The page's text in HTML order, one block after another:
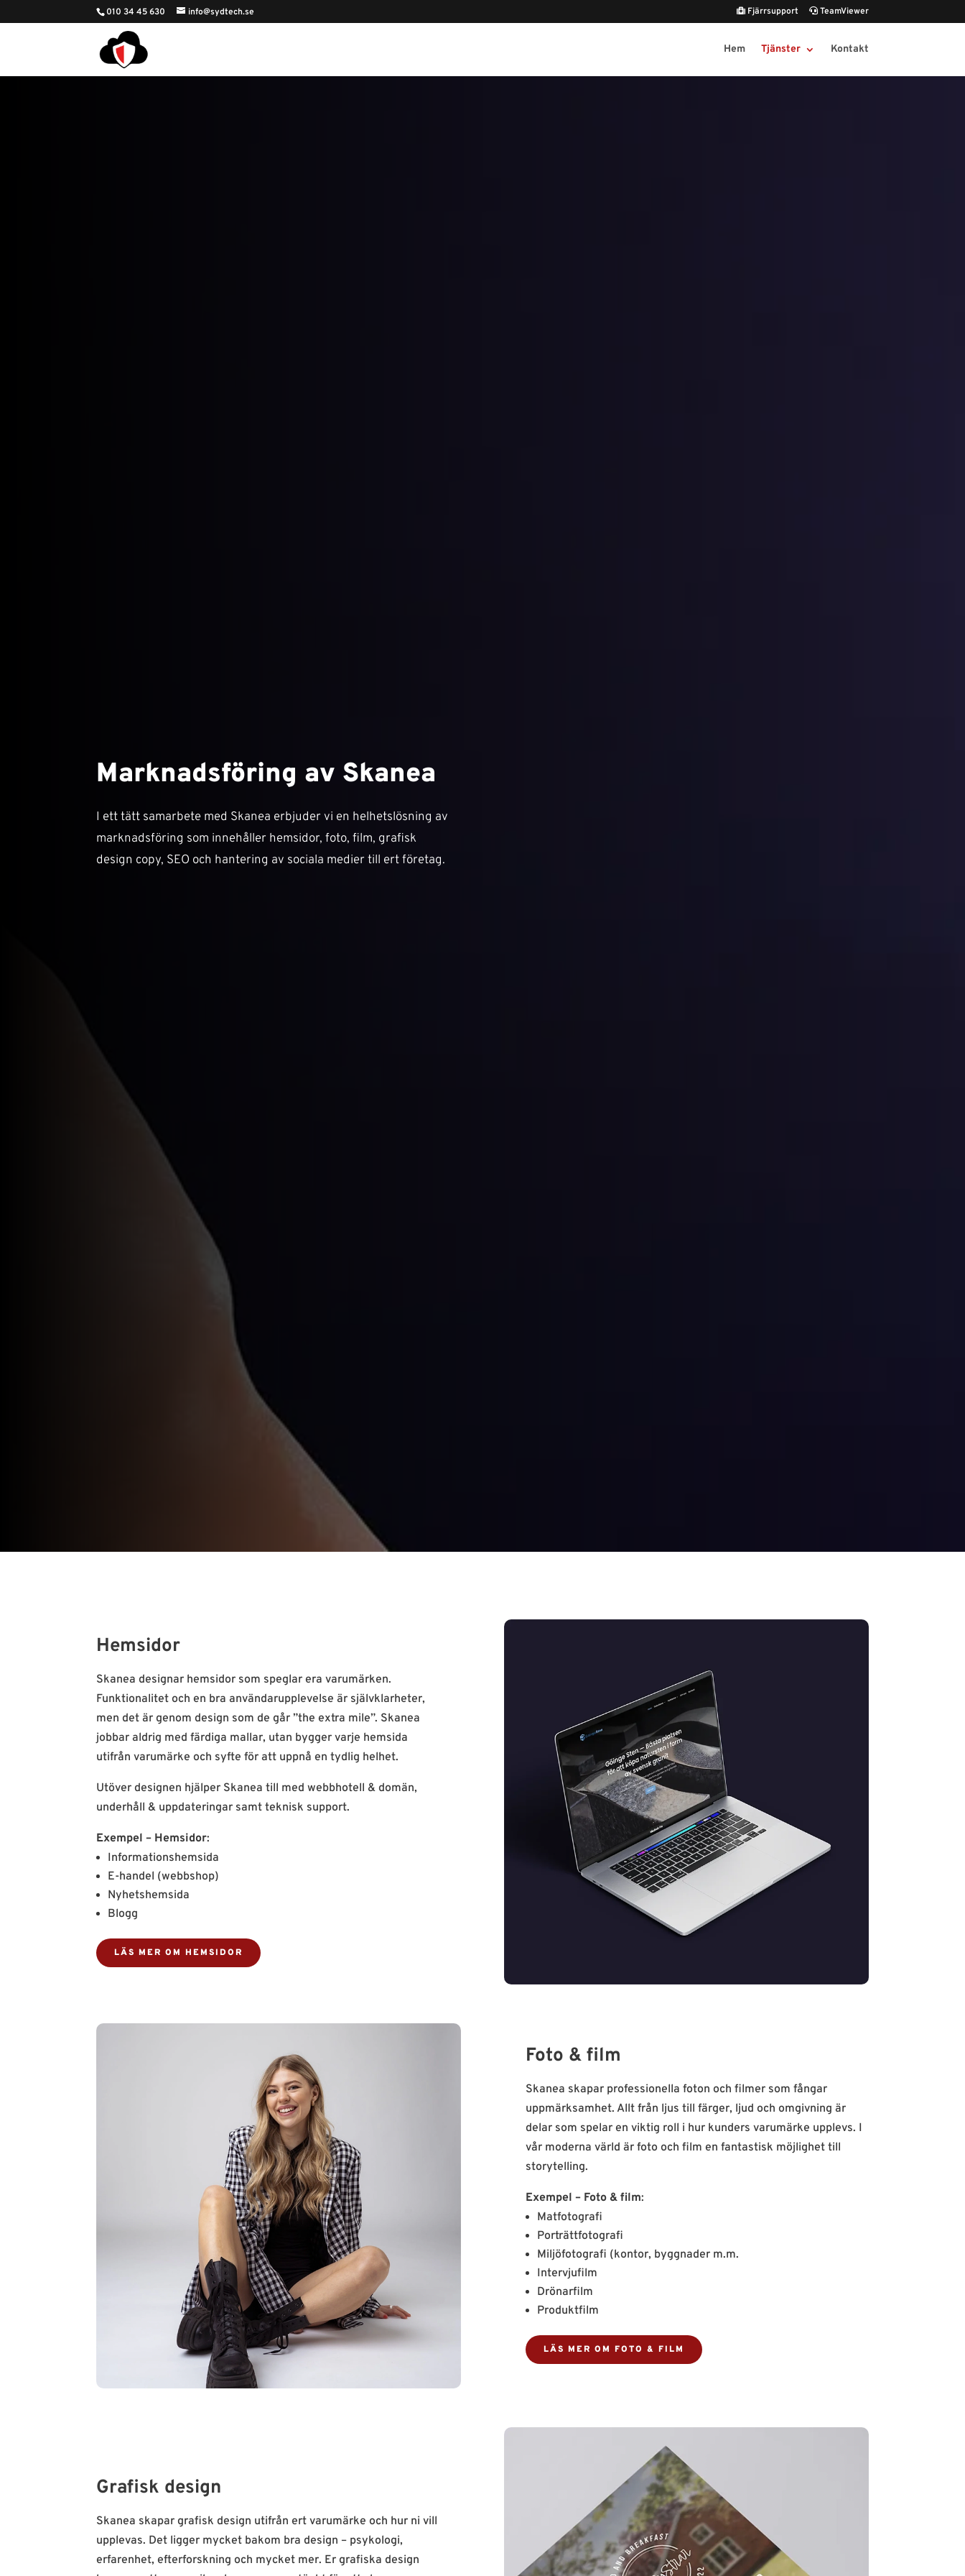
010 34 45 630 info@sydtech.se Fjärrsupport TeamViewer
Hem Tjänster Kontakt
Marknadsföring av Skanea
I ett tätt samarbete med Skanea erbjuder vi en helhetslösning av
marknadsföring som innehåller hemsidor, foto, film, grafisk
design copy, SEO och hantering av sociala medier till ert företag.
Hemsidor
Skanea designar hemsidor som speglar era varumärken.
Funktionalitet och en bra användarupplevelse är självklarheter,
men det är genom design som de går ”the extra mile”. Skanea
jobbar aldrig med färdiga mallar, utan bygger varje hemsida
utifrån varumärke och syfte för att uppnå en tydlig helhet.
Utöver designen hjälper Skanea till med webbhotell & domän,
underhåll & uppdateringar samt teknisk support.
Exempel – Hemsidor:
Informationshemsida
E-handel (webbshop)
Nyhetshemsida
Blogg
LÄS MER OM HEMSIDOR
Foto & film
Skanea skapar professionella foton och filmer som fångar
uppmärksamhet. Allt från ljus till färger, ljud och omgivning är
delar som spelar en viktig roll i hur kunders varumärke upplevs. I
vår moderna värld är foto och film en fantastisk möjlighet till
storytelling.
Exempel – Foto & film:
Matfotografi
Porträttfotografi
Miljöfotografi (kontor, byggnader m.m.
Intervjufilm
Drönarfilm
Produktfilm
LÄS MER OM FOTO & FILM
Grafisk design
Skanea skapar grafisk design utifrån ert varumärke och hur ni vill
upplevas. Det ligger mycket bakom bra design – psykologi,
erfarenhet, efterforskning och mycket mer. Er grafiska design